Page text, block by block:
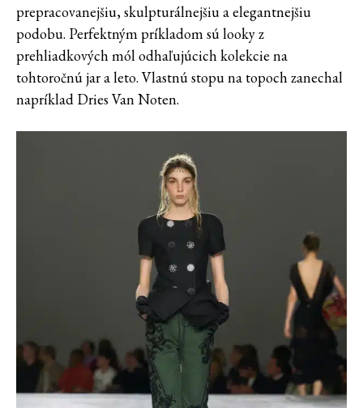
prepracovanejšiu, skulpturálnejšiu a elegantnejšiu
podobu. Perfektným príkladom sú looky z
prehliadkových mól odhaľujúcich kolekcie na
tohtoročnú jar a leto. Vlastnú stopu na topoch zanechal
napríklad Dries Van Noten.